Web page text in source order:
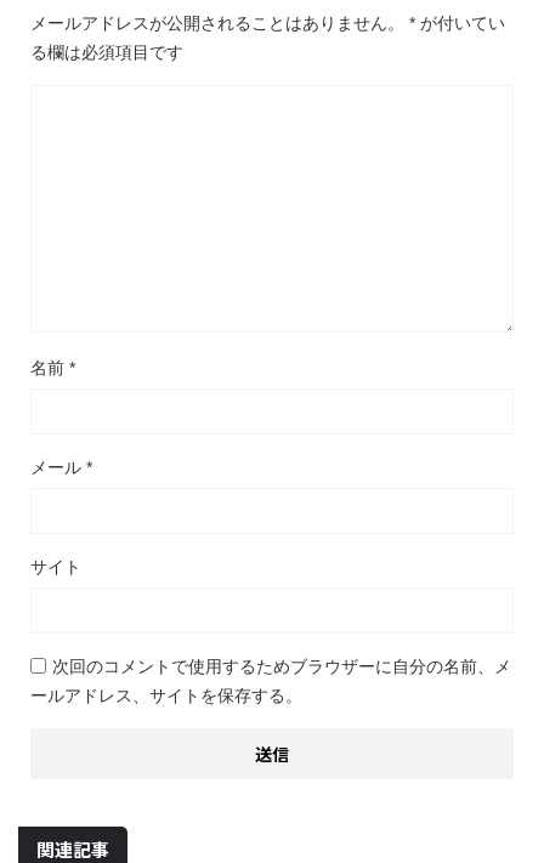
メールアドレスが公開されることはありません。 * が付いてい
る欄は必須項目です
名前 *
メール *
サイト
次回のコメントで使用するためブラウザーに自分の名前、メ
ールアドレス、サイトを保存する。
関連記事